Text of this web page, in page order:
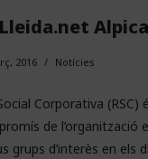
2016 Notícies
Corporativa (RSC)
de l’organització
grups d’interès en els